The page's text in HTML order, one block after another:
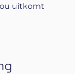
uitkomt